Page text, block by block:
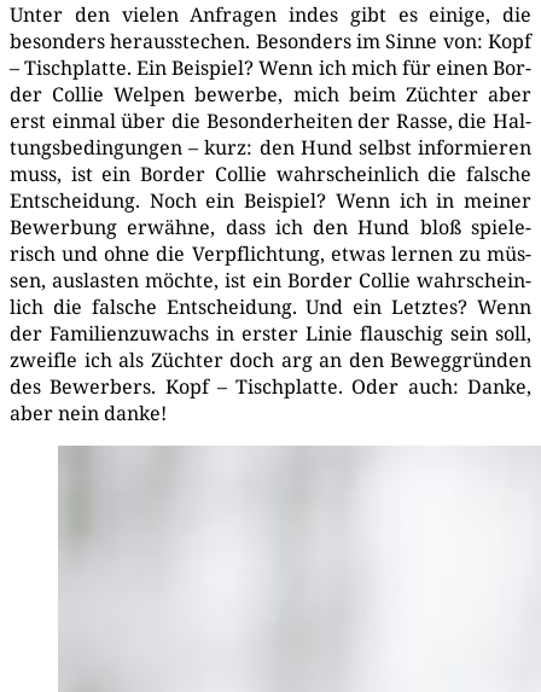
Unter den vie­len Anfra­gen indes gibt es eini­ge, die
beson­ders her­aus­ste­chen. Beson­ders im Sin­ne von: Kopf
– Tisch­plat­te. Ein Bei­spiel? Wenn ich mich für einen Bor­
der Col­lie Wel­pen bewer­be, mich beim Züch­ter aber
erst ein­mal über die Beson­der­hei­ten der Ras­se, die Hal­
tungs­be­din­gun­gen – kurz: den Hund selbst infor­mie­ren
muss, ist ein Bor­der Col­lie wahr­schein­lich die fal­sche
Ent­schei­dung. Noch ein Bei­spiel? Wenn ich in mei­ner
Bewer­bung erwäh­ne, dass ich den Hund bloß spie­le­
risch und ohne die Ver­pflich­tung, etwas ler­nen zu müs­
sen, aus­las­ten möch­te, ist ein Bor­der Col­lie wahr­schein­
lich die fal­sche Ent­schei­dung. Und ein Letz­tes? Wenn
der Fami­li­en­zu­wachs in ers­ter Linie flau­schig sein soll,
zweif­le ich als Züch­ter doch arg an den Beweg­grün­den
des Bewer­bers. Kopf – Tisch­plat­te. Oder auch: Dan­ke,
aber nein danke!